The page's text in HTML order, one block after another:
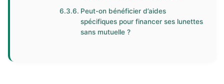
Peut-on bénéficier d’aides
spécifiques pour financer ses lunettes
sans mutuelle ?